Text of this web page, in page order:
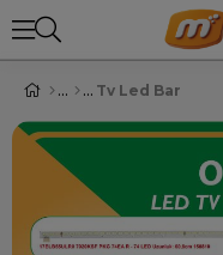
Tv Led Bar